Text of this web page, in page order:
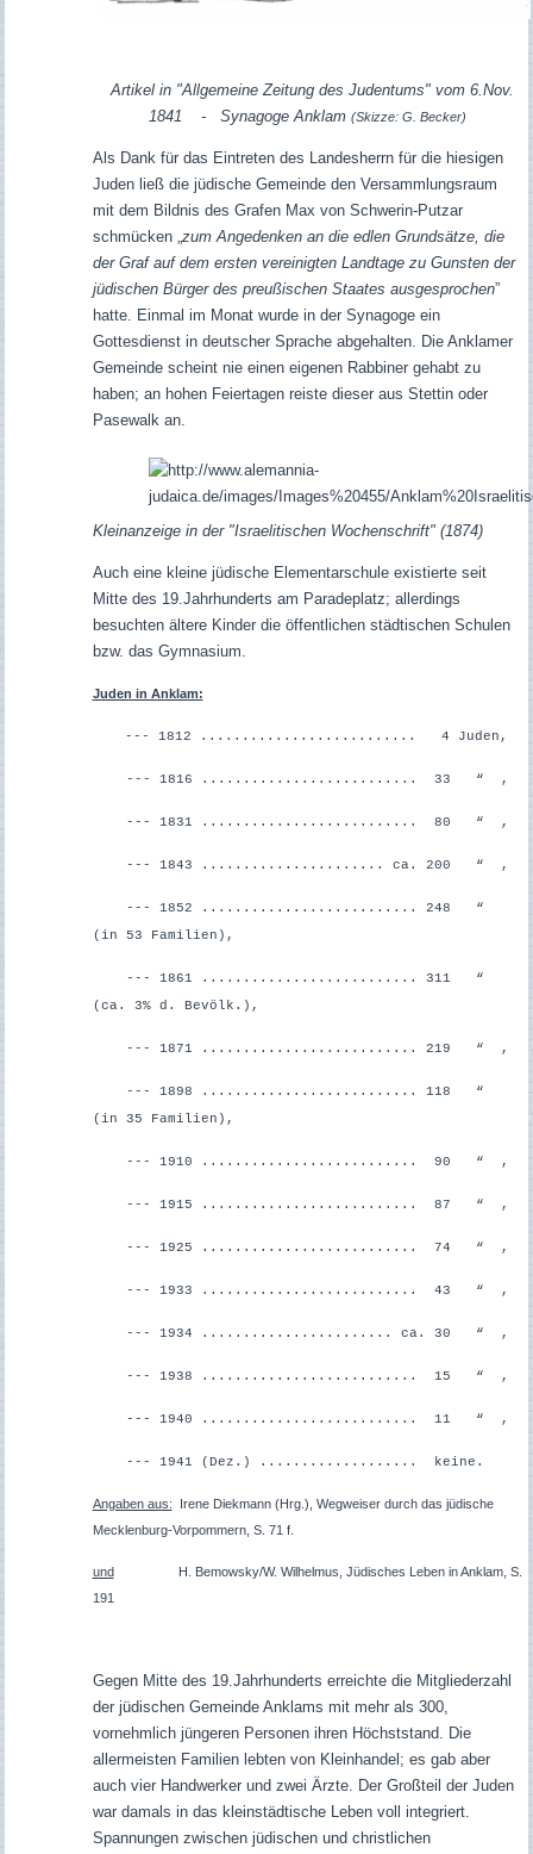
Artikel in "Allgemeine Zeitung des Judentums" vom 6.Nov.
1841 - Synagoge Anklam (Skizze: G. Becker)
Als Dank für das Eintreten des Landesherrn für die hiesigen
Juden ließ die jüdische Gemeinde den Versammlungsraum
mit dem Bildnis des Grafen Max von Schwerin-Putzar
schmücken „zum Angedenken an die edlen Grundsätze, die
der Graf auf dem ersten vereinigten Landtage zu Gunsten der
jüdischen Bürger des preußischen Staates ausgesprochen”
hatte. Einmal im Monat wurde in der Synagoge ein
Gottesdienst in deutscher Sprache abgehalten. Die Anklamer
Gemeinde scheint nie einen eigenen Rabbiner gehabt zu
haben; an hohen Feiertagen reiste dieser aus Stettin oder
Pasewalk an.
Kleinanzeige in der "Israelitischen Wochenschrift" (1874)
Auch eine kleine jüdische Elementarschule existierte seit
Mitte des 19.Jahrhunderts am Paradeplatz; allerdings
besuchten ältere Kinder die öffentlichen städtischen Schulen
bzw. das Gymnasium.
Juden in Anklam:
--- 1812 .......................... 4 Juden,
--- 1816 .......................... 33 “ ,
--- 1831 .......................... 80 “ ,
--- 1843 ...................... ca. 200 “ ,
--- 1852 .......................... 248 “
(in 53 Familien),
--- 1861 .......................... 311 “
(ca. 3% d. Bevölk.),
--- 1871 .......................... 219 “ ,
--- 1898 .......................... 118 “
(in 35 Familien),
--- 1910 .......................... 90 “ ,
--- 1915 .......................... 87 “ ,
--- 1925 .......................... 74 “ ,
--- 1933 .......................... 43 “ ,
--- 1934 ....................... ca. 30 “ ,
--- 1938 .......................... 15 “ ,
--- 1940 .......................... 11 “ ,
--- 1941 (Dez.) ................... keine.
Angaben aus: Irene Diekmann (Hrg.), Wegweiser durch das jüdische
Mecklenburg-Vorpommern, S. 71 f.
undH. Bemowsky/W. Wilhelmus, Jüdisches Leben in Anklam, S.
191
Gegen Mitte des 19.Jahrhunderts erreichte die Mitgliederzahl
der jüdischen Gemeinde Anklams mit mehr als 300,
vornehmlich jüngeren Personen ihren Höchststand. Die
allermeisten Familien lebten von Kleinhandel; es gab aber
auch vier Handwerker und zwei Ärzte. Der Großteil der Juden
war damals in das kleinstädtische Leben voll integriert.
Spannungen zwischen jüdischen und christlichen